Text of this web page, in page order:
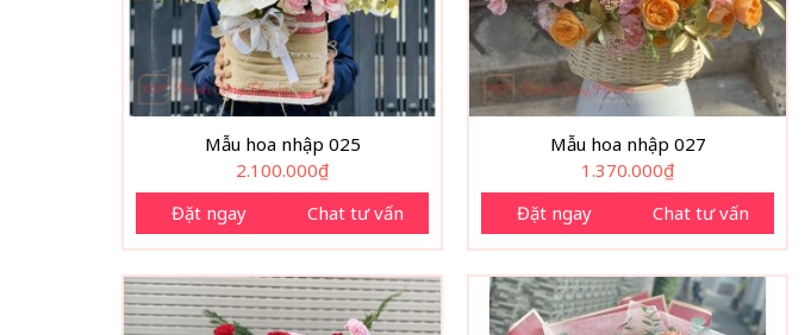
Mẫu hoa nhập 025
2.100.000₫
Đặt ngay
Chat tư vấn
Mẫu hoa nhập 027
1.370.000₫
Đặt ngay
Chat tư vấn